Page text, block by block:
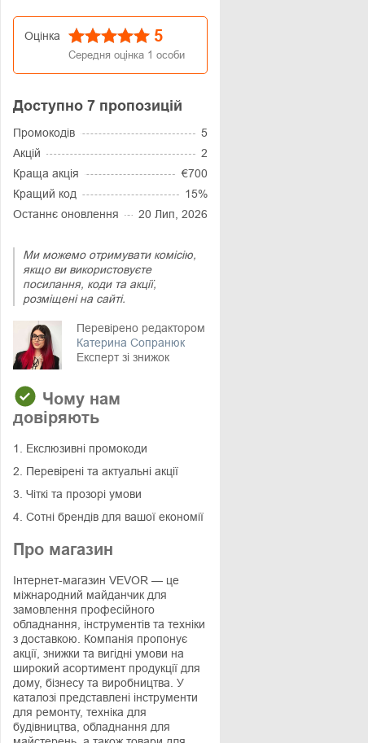
Оцінка 5
Середня оцінка 1 особи
Доступно 7 пропозицій
Промокодів
5
Акцій
2
Краща акція
€700
Кращий код
15%
Останнє оновлення
20 Лип, 2026
Ми можемо отримувати комісію,
якщо ви використовуєте
посилання, коди та акції,
розміщені на сайті.
Перевірено редактором
Катерина Сопранюк
Експерт зі знижок
Чому нам
довіряють
1. Екслюзивні промокоди
2. Перевірені та актуальні акції
3. Чіткі та прозорі умови
4. Сотні брендів для вашої економії
Про магазин
Інтернет-магазин VEVOR — це
міжнародний майданчик для
замовлення професійного
обладнання, інструментів та техніки
з доставкою. Компанія пропонує
акції, знижки та вигідні умови на
широкий асортимент продукції для
дому, бізнесу та виробництва. У
каталозі представлені інструменти
для ремонту, техніка для
будівництва, обладнання для